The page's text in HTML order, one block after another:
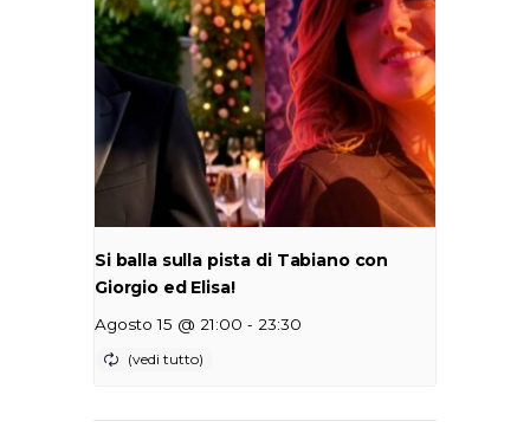
Si balla sulla pista di Tabiano con
Giorgio ed Elisa!
Agosto 15 @ 21:00 - 23:30